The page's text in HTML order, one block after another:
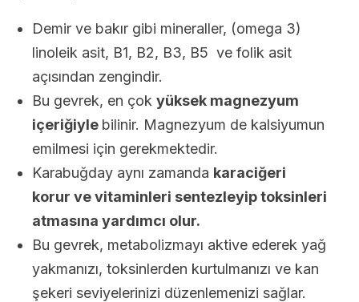
Demir ve bakır gibi mineraller, (omega 3)
linoleik asit, B1, B2, B3, B5 ve folik asit
açısından zengindir.
Bu gevrek, en çok yüksek magnezyum
içeriğiyle bilinir. Magnezyum de kalsiyumun
emilmesi için gerekmektedir.
Karabuğday aynı zamanda karaciğeri
korur ve vitaminleri sentezleyip toksinleri
atmasına yardımcı olur.
Bu gevrek, metabolizmayı aktive ederek yağ
yakmanızı, toksinlerden kurtulmanızı ve kan
şekeri seviyelerinizi düzenlemenizi sağlar.